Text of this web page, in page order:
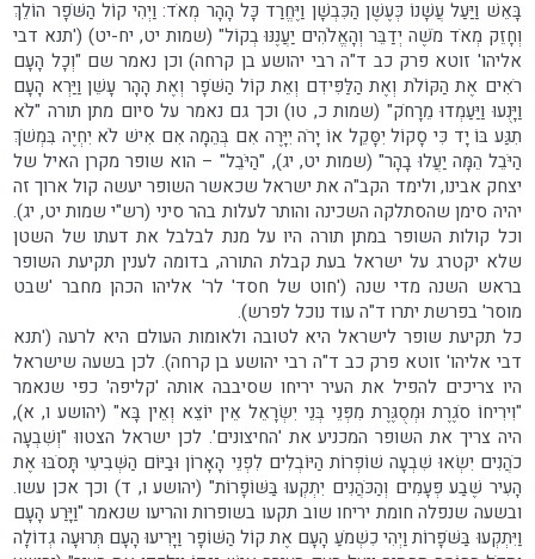
בָּאֵשׁ וַיַּעַל עֲשָׁנוֹ כְּעֶשֶׁן הַכִּבְשָׁן וַיֶּחֱרַד כָּל הָהָר מְאֹד: וַיְהִי קוֹל הַשֹּׁפָר הוֹלֵךְ
וְחָזֵק מְאֹד מֹשֶׁה יְדַבֵּר וְהָאֱלֹהִים יַעֲנֶנּוּ בְקוֹל" (שמות יט, יח-יט) ('תנא דבי
אליהו' זוטא פרק כב ד"ה רבי יהושע בן קרחה) וכן נאמר שם "וְכָל הָעָם
רֹאִים אֶת הַקּוֹלֹת וְאֶת הַלַּפִּידִם וְאֵת קוֹל הַשֹּׁפָר וְאֶת הָהָר עָשֵׁן וַיַּרְא הָעָם
וַיָּנֻעוּ וַיַּעַמְדוּ מֵרָחֹק" (שמות כ, טו) וכך גם נאמר על סיום מתן תורה "לֹא
תִגַּע בּוֹ יָד כִּי סָקוֹל יִסָּקֵל אוֹ יָרֹה יִיָּרֶה אִם בְּהֵמָה אִם אִישׁ לֹא יִחְיֶה בִּמְשֹׁךְ
הַיֹּבֵל הֵמָּה יַעֲלוּ בָהָר" (שמות יט, יג), "הַיֹּבֵל" – הוא שופר מקרן האיל של
יצחק אבינו, ולימד הקב"ה את ישראל שכאשר השופר יעשה קול ארוך זה
יהיה סימן שהסתלקה השכינה והותר לעלות בהר סיני (רש"י שמות יט, יג).
וכל קולות השופר במתן תורה היו על מנת לבלבל את דעתו של השטן
שלא יקטרג על ישראל בעת קבלת התורה, בדומה לענין תקיעת השופר
בראש השנה מדי שנה ('חוט של חסד' לר' אליהו הכהן מחבר 'שבט
מוסר' בפרשת יתרו ד"ה עוד נוכל לפרש).
כל תקיעת שופר לישראל היא לטובה ולאומות העולם היא לרעה ('תנא
דבי אליהו' זוטא פרק כב ד"ה רבי יהושע בן קרחה). לכן בשעה שישראל
היו צריכים להפיל את העיר יריחו שסיבבה אותה 'קליפה' כפי שנאמר
"וִירִיחוֹ סֹגֶרֶת וּמְסֻגֶּרֶת מִפְּנֵי בְּנֵי יִשְׂרָאֵל אֵין יוֹצֵא וְאֵין בָּא" (יהושע ו, א),
היה צריך את השופר המכניע את 'החיצונים'. לכן ישראל הצטווּ "וְשִׁבְעָה
כֹהֲנִים יִשְׂאוּ שִׁבְעָה שׁוֹפְרוֹת הַיּוֹבְלִים לִפְנֵי הָאָרוֹן וּבַיּוֹם הַשְּׁבִיעִי תָּסֹבּוּ אֶת
הָעִיר שֶׁבַע פְּעָמִים וְהַכֹּהֲנִים יִתְקְעוּ בַּשּׁוֹפָרוֹת" (יהושע ו, ד) וכך אכן עשו.
ובשעה שנפלה חומת יריחו שוב תקעו בשופרות והריעו שנאמר "וַיָּרַע הָעָם
וַיִּתְקְעוּ בַּשֹּׁפָרוֹת וַיְהִי כִשְׁמֹעַ הָעָם אֶת קוֹל הַשּׁוֹפָר וַיָּרִיעוּ הָעָם תְּרוּעָה גְדוֹלָה